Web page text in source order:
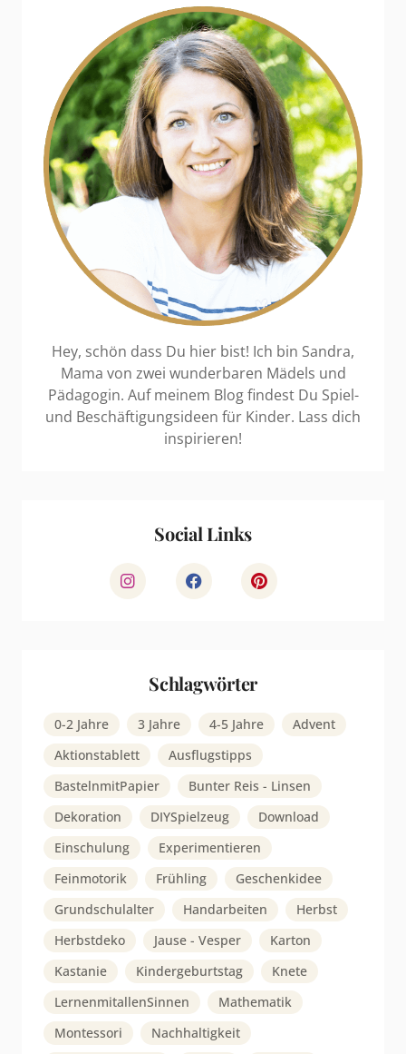
Hey, schön dass Du hier bist! Ich bin Sandra,
Mama von zwei wunderbaren Mädels und
Pädagogin. Auf meinem Blog findest Du Spiel-
und Beschäftigungsideen für Kinder. Lass dich
inspirieren!
Social Links
Schlagwörter
0-2 Jahre 3 Jahre 4-5 Jahre
Advent
Aktionstablett
Ausflugstipps
BastelnmitPapier
Bunter Reis - Linsen
Dekoration
DIYSpielzeug
Download
Einschulung
Experimentieren
Feinmotorik
Frühling
Geschenkidee
Grundschulalter
Handarbeiten
Herbst
Herbstdeko
Jause - Vesper
Karton
Kastanie
Kindergeburtstag
Knete
LernenmitallenSinnen
Mathematik
Montessori
Nachhaltigkeit